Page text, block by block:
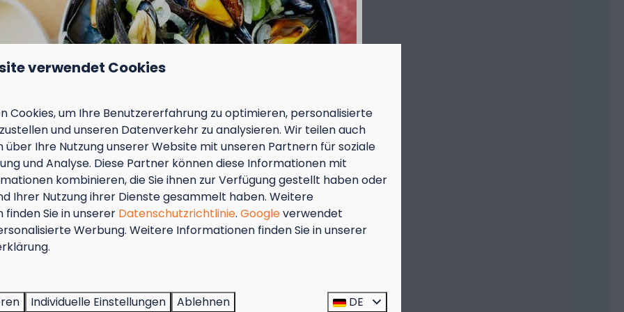
16 A
sanitären
Resort-App für Informationen,
Aktivitäten und Reservierungen
Wasserspielplatz von Mai bis
Sauna (zusätzlich buchbar)
buchbar)
(mit Wasseranschluss) in einer
Abwasserablauf
inbegriffen
Wohnmobil oder Klappanhänger nicht erlaubt
oder Markisen nicht erlaubt
Nylon-Sheltern oder Anhängern nicht
auf dem dafür vorgesehenen Parkplatz
= Muschelmonat!
Muscheln für 2 Personen!
gilt in den Restaurants des Kompas Beach Resorts:
verwendet Cookies
Cookies, um Ihre Benutzererfahrung zu optimieren, personalisierte
und unseren Datenverkehr zu analysieren. Wir teilen auch
Ihre Nutzung unserer Website mit unseren Partnern für soziale
und Analyse. Diese Partner können diese Informationen mit
kombinieren, die Sie ihnen zur Verfügung gestellt haben oder
Ihrer Nutzung ihrer Dienste gesammelt haben. Weitere
Sie in unserer Datenschutzrichtlinie. Googleverwendet
Werbung. Weitere Informationen finden Sie in unserer
Individuelle Einstellungen Ablehnen DE